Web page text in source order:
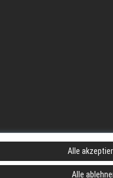
Alle
Alle